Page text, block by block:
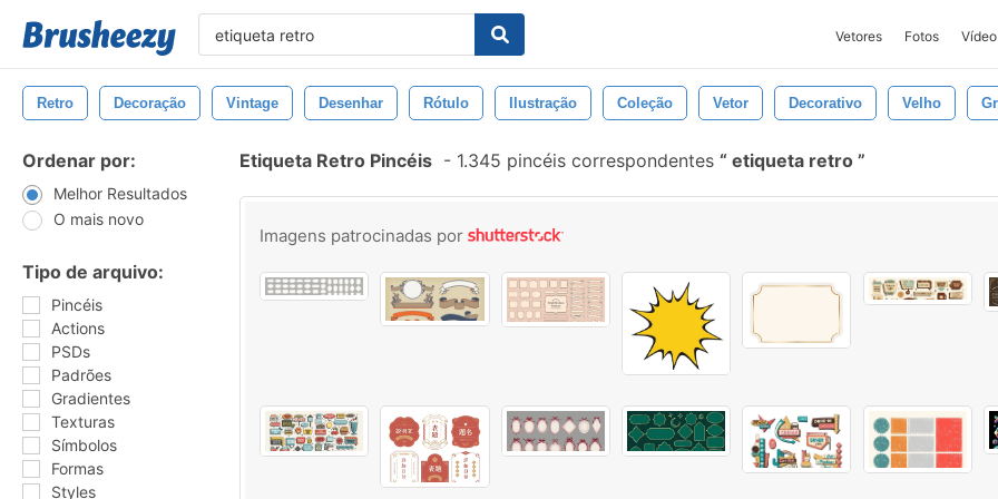
Vetores Fotos Vídeo
Retro Decoração Vintage Desenhar Rótulo Ilustração Coleção Vetor Decorativo Velho
Ordenar por:
Melhor Resultados
O mais novo
Tipo de arquivo:
Pincéis
Actions
PSDs
Padrões
Gradientes
Texturas
Símbolos
Formas
Styles
Etiqueta Retro Pincéis - 1.345 pincéis correspondentes etiqueta retro
Imagens patrocinadas por